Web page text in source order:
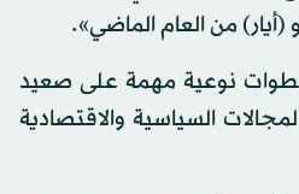
(أيار) من العام الماضي».
نوعية مهمة على صعيد
السياسية والاقتصادية